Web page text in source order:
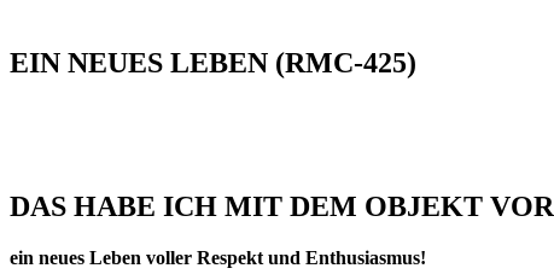
EIN NEUES LEBEN (RMC-425)
DAS HABE ICH MIT DEM OBJEKT VOR
ein neues Leben voller Respekt und Enthusiasmus!